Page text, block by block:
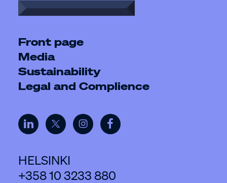
Front page
Media
Sustainability
Legal and Complience
HELSINKI
+358 10 3233 880